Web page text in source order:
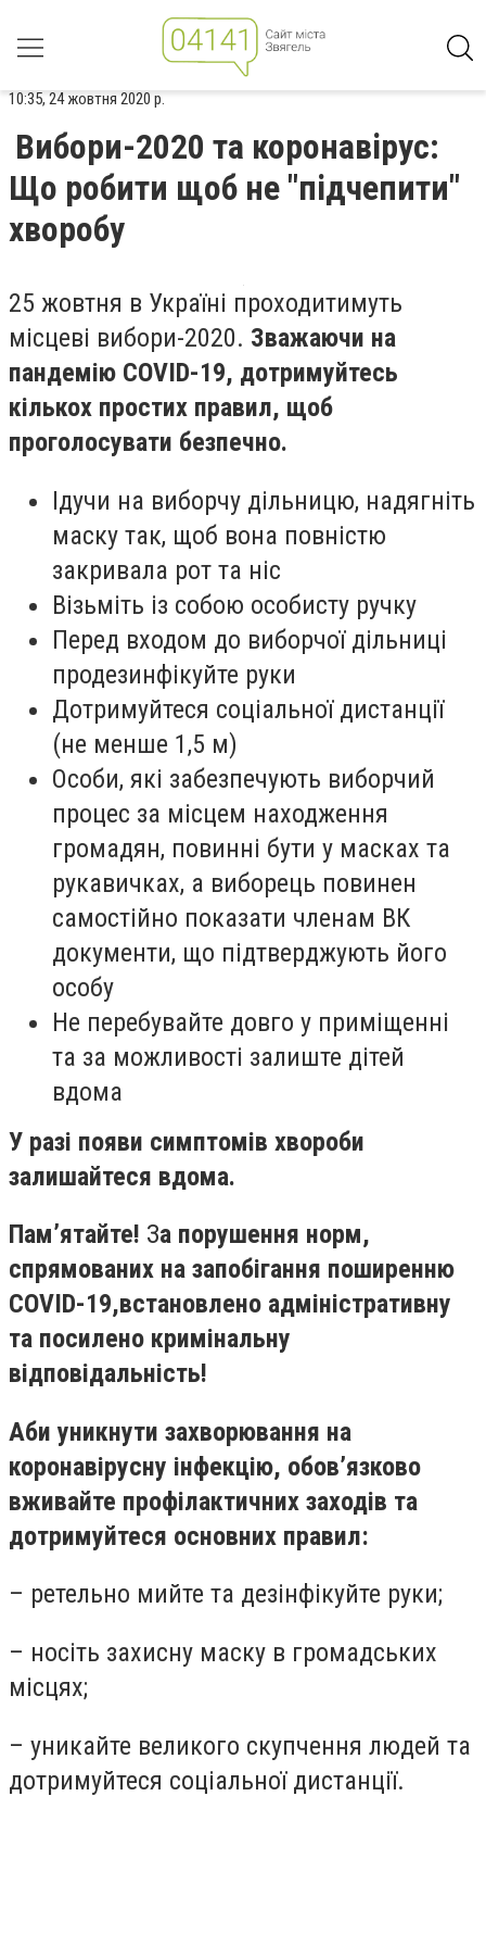
10:35, 24 жовтня 2020 р.
Вибори-2020 та коронавірус:
Що робити щоб не "підчепити"
хворобу
25 жовтня в Україні проходитимуть
місцеві вибори-2020. Зважаючи на
пандемію COVID-19, дотримуйтесь
кількох простих правил, щоб
проголосувати безпечно.
Ідучи на виборчу дільницю, надягніть
маску так, щоб вона повністю
закривала рот та ніс
Візьміть із собою особисту ручку
Перед входом до виборчої дільниці
продезинфікуйте руки
Дотримуйтеся соціальної дистанції
(не менше 1,5 м)
Особи, які забезпечують виборчий
процес за місцем находження
громадян, повинні бути у масках та
рукавичках, а виборець повинен
самостійно показати членам ВК
документи, що підтверджують його
особу
Не перебувайте довго у приміщенні
та за можливості залиште дітей
вдома
У разі появи симптомів хвороби
залишайтеся вдома.
Пам’ятайте! За порушення норм,
спрямованих на запобігання поширенню
COVID-19,встановлено адміністративну
та посилено кримінальну
відповідальність!
Аби уникнути захворювання на
коронавірусну інфекцію, обов’язково
вживайте профілактичних заходів та
дотримуйтеся основних правил:
– ретельно мийте та дезінфікуйте руки;
– носіть захисну маску в громадських
місцях;
– уникайте великого скупчення людей та
дотримуйтеся соціальної дистанції.